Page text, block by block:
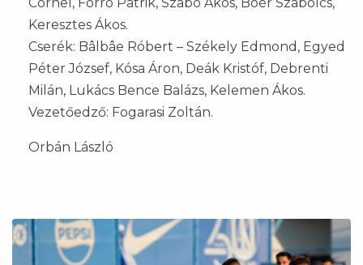
Keresztes Ákos.
Cserék: Bâlbâe Róbert – Székely Edmond, Egyed
Péter József, Kósa Áron, Deák Kristóf, Debrenti
Milán, Lukács Bence Balázs, Kelemen Ákos.
Vezetőedző: Fogarasi Zoltán.
Orbán László